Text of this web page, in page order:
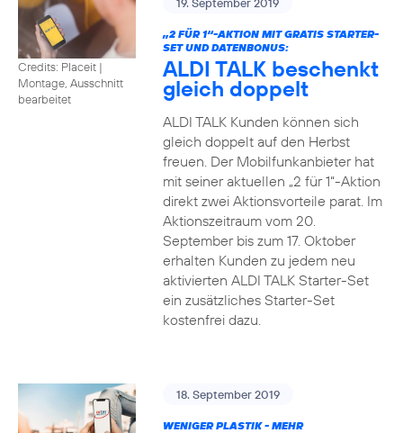
Credits: Placeit |
Montage, Ausschnitt
bearbeitet
„2 FÜR 1“-AKTION MIT GRATIS STARTER-
SET UND DATENBONUS:
ALDI TALK beschenkt
gleich doppelt
ALDI TALK Kunden können sich
gleich doppelt auf den Herbst
freuen. Der Mobilfunkanbieter hat
mit seiner aktuellen „2 für 1“-Aktion
direkt zwei Aktionsvorteile parat. Im
Aktionszeitraum vom 20.
September bis zum 17. Oktober
erhalten Kunden zu jedem neu
aktivierten ALDI TALK Starter-Set
ein zusätzliches Starter-Set
kostenfrei dazu.
18. September 2019
WENIGER PLASTIK - MEHR